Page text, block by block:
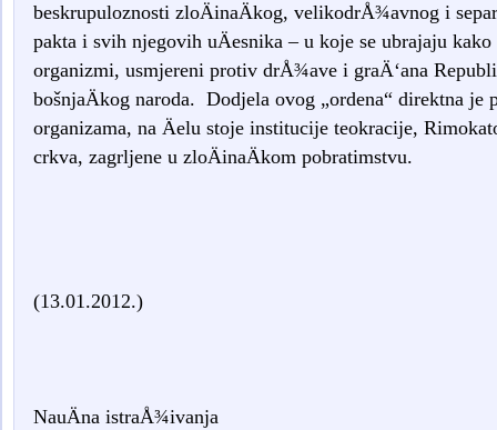
beskrupuloznosti zloÄinaÄkog, velikodrÅ¾avnog i
pakta i svih njegovih uÄesnika – u koje se ubrajaju
organizmi, usmjereni protiv drÅ¾ave i graÄ‘ana
bošnjaÄkog naroda. Dodjela ovog „ordena“ direktna
organizama, na Äelu stoje institucije teokracije,
crkva, zagrljene u zloÄinaÄkom pobratimstvu.
(13.01.2012.)
NauÄna